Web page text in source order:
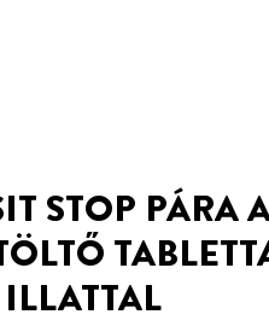
STOP PÁRA